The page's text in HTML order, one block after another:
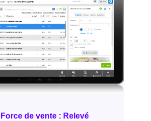
de vente : Relevé